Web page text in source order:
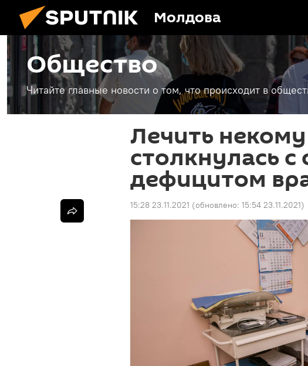
Молдова
Общество
Читайте главные новости о том, что происходит в
Лечить некому
столкнулась
дефицитом
15:28 23.11.2021 (обновлено: 15:54 23.11.2021)